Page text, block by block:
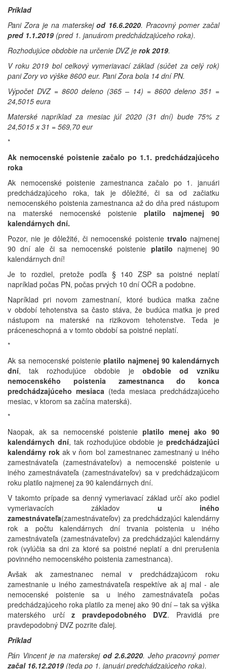
Príklad
Pani Zora je na materskejod 16.6.2020. Pracovný pomer začal
pred 1.1.2019 (pred 1. januárom predchádzajúceho roka).
Rozhodujúce obdobie na určenie DVZ je rok 2019.
V roku 2019 bol celkový vymeriavací základ (súčet za celý rok)
pani Zory vo výške 8600 eur. Pani Zora bola 14 dní PN.
Výpočet DVZ = 8600 deleno (365 – 14) = 8600 deleno 351 =
24,5015 eura
Materské napríklad za mesiac júl 2020 (31 dní) bude 75% z
24,5015 x 31 = 569,70 eur
*
Ak nemocenské poistenie začalo po 1.1. predchádzajúceho
roka
Ak nemocenské poistenie zamestnanca začalo po 1. januári
predchádzajúceho roka, tak je dôležité, či sa od začiatku
nemocenského poistenia zamestnanca až do dňa pred nástupom
na materské nemocenské poistenie platilo najmenej 90
kalendárnych dní.
Pozor, nie je dôležité, či nemocenské poistenie trvalo najmenej
90 dní ale či sa nemocenské poistenie platilo najmenej 90
kalendárnych dní!
Je to rozdiel, pretože podľa § 140 ZSP sa poistné neplatí
napríklad počas PN, počas prvých 10 dní OČR a podobne.
Napríklad pri novom zamestnaní, ktoré budúca matka začne
v období tehotenstva sa často stáva, že budúca matka je pred
nástupom na materské na rizikovom tehotenstve. Teda je
práceneschopná a v tomto období sa poistné neplatí.
*
Ak sa nemocenské poistenie platilo najmenej 90 kalendárnych
dní, tak rozhodujúce obdobie je obdobie od vzniku
nemocenského poistenia zamestnanca do konca
predchádzajúceho mesiaca (teda mesiaca predchádzajúceho
mesiac, v ktorom sa začína materská).
*
Naopak, ak sa nemocenské poistenie platilo menej ako 90
kalendárnych dní, tak rozhodujúce obdobie jepredchádzajúci
kalendárny rok ak v ňom bol zamestnanec zamestnaný u iného
zamestnávateľa (zamestnávateľov) a nemocenské poistenie u
iného zamestnávateľa (zamestnávateľov) sa v predchádzajúcom
roku platilo najmenej za 90 kalendárnych dní.
V takomto prípade sa denný vymeriavací základ určí ako podiel
vymeriavacích základov u iného
zamestnávateľa(zamestnávateľov) za predchádzajúci kalendárny
rok a počtu kalendárnych dní trvania poistenia u iného
zamestnávateľa (zamestnávateľov) za predchádzajúci kalendárny
rok (vylúčia sa dni za ktoré sa poistné neplatí a dni prerušenia
povinného nemocenského poistenia zamestnanca).
Avšak ak zamestnanec nemal v predchádzajúcom roku
zamestnanie u iného zamestnávateľa respektíve ak aj mal - ale
nemocenské poistenie sa u iného zamestnávateľa počas
predchádzajúceho roka platilo za menej ako 90 dní – tak sa výška
materského určí z pravdepodobného DVZ. Pravidlá pre
pravdepodobný DVZ pozrite ďalej.
Príklad
Pán Vincent je na materskej od 2.6.2020. Jeho pracovný pomer
začal 16.12.2019 (teda po 1. januári predchádzajúceho roka).